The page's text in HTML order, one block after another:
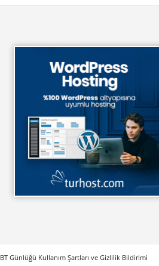
BT Günlüğü Kullanım Şartları ve Gizlilik Bildirimi